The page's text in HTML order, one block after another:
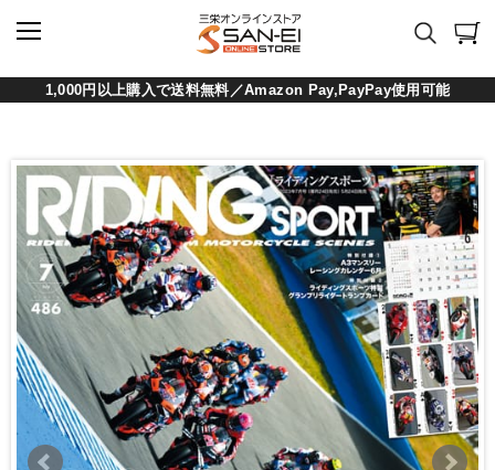
1,000円以上購入で送料無料／Amazon Pay,PayPay使用可能